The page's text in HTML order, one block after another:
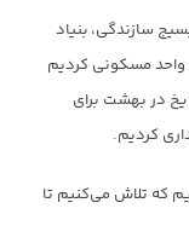
سازندگی، بنیاد
واحد مسکونی کردیم
یخ در بهشت برای
کردیم.
که تلاش می‌کنیم تا